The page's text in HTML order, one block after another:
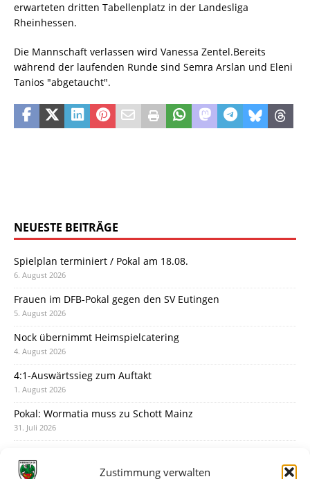
Zustimmung verwalten
erwarteten dritten Tabellenplatz in der Landesliga
Rheinhessen.
Die Mannschaft verlassen wird Vanessa Zentel.Bereits
während der laufenden Runde sind Semra Arslan und Eleni
Tanios "abgetaucht".
NEUESTE BEITRÄGE
Spielplan terminiert / Pokal am 18.08.
6. August 2026
Frauen im DFB-Pokal gegen den SV Eutingen
5. August 2026
Nock übernimmt Heimspielcatering
4. August 2026
4:1-Auswärtssieg zum Auftakt
1. August 2026
Pokal: Wormatia muss zu Schott Mainz
31. Juli 2026
30. Juli 2026